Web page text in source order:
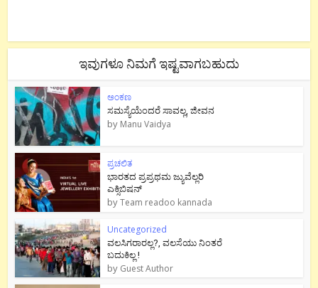
ಇವುಗಳೂ ನಿಮಗೆ ಇಷ್ಟವಾಗಬಹುದು
ಅಂಕಣ
ಸಮಸ್ಯೆಯೆಂದರೆ ಸಾವಲ್ಲ, ಜೀವನ
by Manu Vaidya
ಪ್ರಚಲಿತ
ಭಾರತದ ಪ್ರಪ್ರಥಮ ಜ್ಯುವೆಲ್ಲರಿ
ಎಕ್ಸಿಬಿಷನ್
byTeam readoo kannada
Uncategorized
ವಲಸಿಗರಾರಲ್ಲ?, ವಲಸೆಯು ನಿಂತರೆ
ಬದುಕಿಲ್ಲ !
by Guest Author